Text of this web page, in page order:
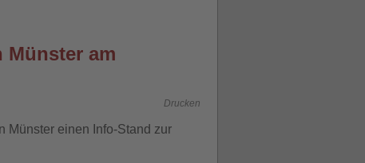
Münster am
Drucken
Münster einen Info-Stand zur